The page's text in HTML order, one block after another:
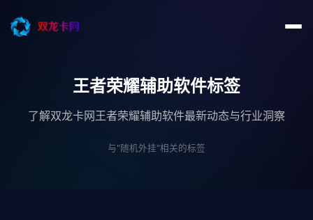
王者荣耀辅助软件标签
了解双龙卡网王者荣耀辅助软件最新动态与行业洞察
与"随机外挂"相关的标签